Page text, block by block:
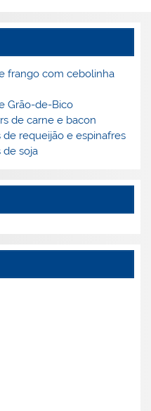
frango com cebolinha
Grão-de-Bico
de carne e bacon
requeijão e espinafres
de soja